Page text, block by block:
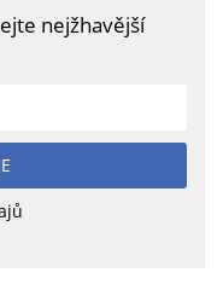
nejžhavější